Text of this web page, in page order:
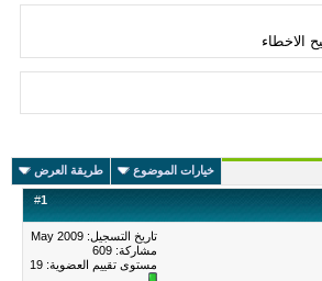
خيارات الموضوع طريقة العرض
#1
تاريخ التسجيل: May 2009
مشاركة: 609
مستوى تقييم العضوية: 19